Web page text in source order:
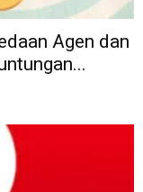
Agen dan